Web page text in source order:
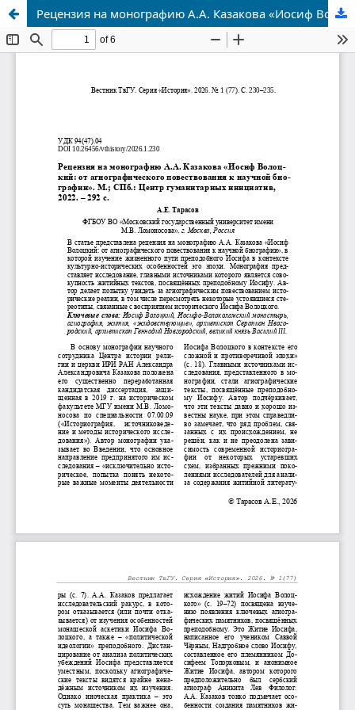
Рецензия на монографию А.А. Казакова «Иосиф Волоцкий: от агиографического повествования к научной биографии». М.; СПб.: Центр гуманитарных инициатив, 2022. – 292 с.